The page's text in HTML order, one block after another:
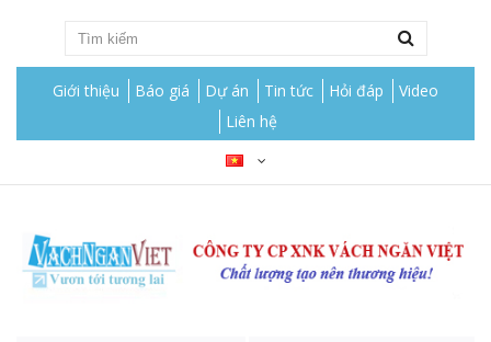
Giới thiệu Báo giá Dự án Tin tức Hỏi đáp
Video
Liên hệ